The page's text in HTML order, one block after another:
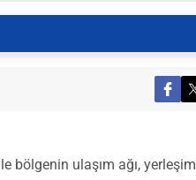
bölgenin ulaşım ağı, yerleşim